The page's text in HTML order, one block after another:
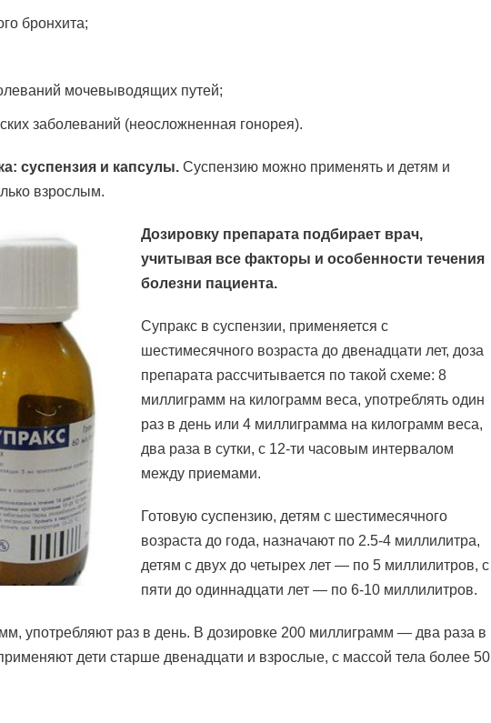
бронхита;
мочевыводящих путей;
заболеваний (неосложненная гонорея).
суспензия и капсулы. Суспензию можно применять и детям и
взрослым.
Дозировку препарата подбирает врач,
учитывая все факторы и особенности течения
болезни пациента.
Супракс в суспензии, применяется с
шестимесячного возраста до двенадцати лет, доза
препарата рассчитывается по такой схеме: 8
миллиграмм на килограмм веса, употреблять один
раз в день или 4 миллиграмма на килограмм веса,
два раза в сутки, с 12-ти часовым интервалом
между приемами.
Готовую суспензию, детям с шестимесячного
возраста до года, назначают по 2.5-4 миллилитра,
детям с двух до четырех лет — по 5 миллилитров, с
пяти до одиннадцати лет — по 6-10 миллилитров.
употребляют раз в день. В дозировке 200 миллиграмм — два раза в
дети старше двенадцати и взрослые, с массой тела более 50